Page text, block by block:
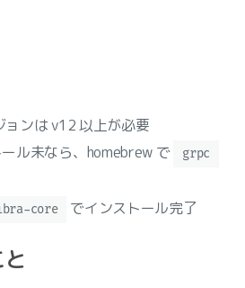
ンは v12 以上が必要
ル未なら、homebrew で grpc
core でインストール完了